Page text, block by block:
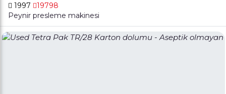
1997
19798
Peynir presleme makinesi